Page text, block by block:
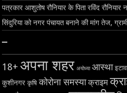
पत्रकार आशुतोष रौनियार के पिता रविंद
सिंदुरिया को नगर पंचायत बनाने की मांग तेज,
–
18+ अपना शहर अयोध्या आस्था
कुशीनगर कृषि कोरोना समस्या क्राइम